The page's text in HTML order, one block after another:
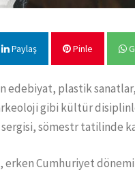
Paylaş Pinle
edebiyat, plastik
gibi kültür
sömestr tatilinde
erken Cumhuriyet